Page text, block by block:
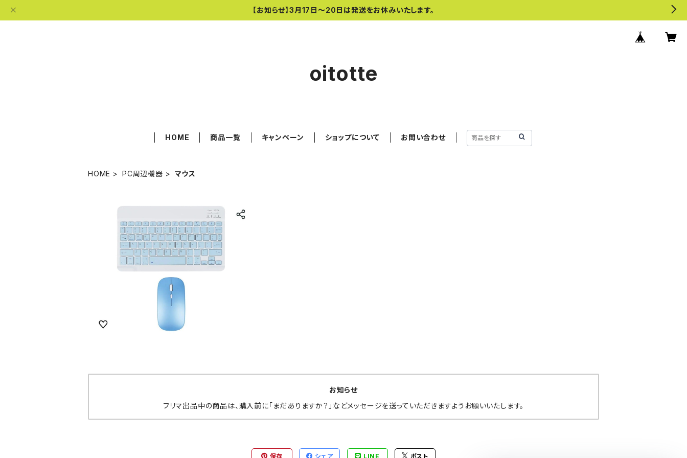
【お知らせ】3月17日〜20日は発送をお休みいたします。
oitotte
HOME 商品一覧 キャンペーン ショップについて お問い合わせ
HOME PC周辺機器 マウス
《フリマ品》新品未使用！キーボード マウス セ
ット Bluetooth
¥1,999
SOLD OUT
お知らせ
フリマ出品中の商品は、購入前に「まだありますか？」などメッセージを送っていただきますようお願いいたします。
保存 シェア LINE ポスト